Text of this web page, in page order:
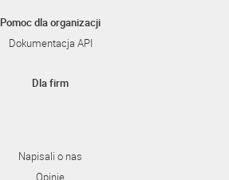
Pomoc dla organizacji
Dokumentacja API
Dla firm
Napisali o nas
Opinie